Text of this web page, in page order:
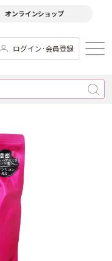
オンラインショップ
ログイン･会員登録